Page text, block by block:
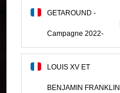
GETAROUND -
Campagne 2022-
LOUIS XV ET
BENJAMIN FRANKLIN